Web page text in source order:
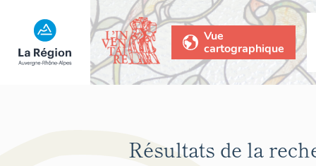
Vue
cartographique
Résultats de la